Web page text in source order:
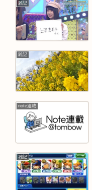
雑記
雑記
note連載
雑記